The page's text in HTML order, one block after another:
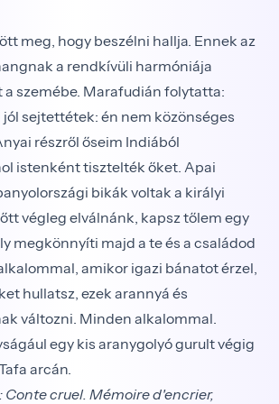
meg, hogy beszélni hallja. Ennek az
a rendkívüli harmóniája
szemébe. Marafudián folytatta:
jól sejtettétek: én nem közönséges
részről őseim Indiából
istenként tisztelték őket. Apai
bikák voltak a királyi
végleg elválnánk, kapsz tőlem egy
megkönnyíti majd a te és a családod
amikor igazi bánatot érzel,
hullatsz, ezek arannyá és
változni. Minden alkalommal.
egy kis aranygolyó gurult végig
arcán.
Conte cruel. Mémoire d'encrier,